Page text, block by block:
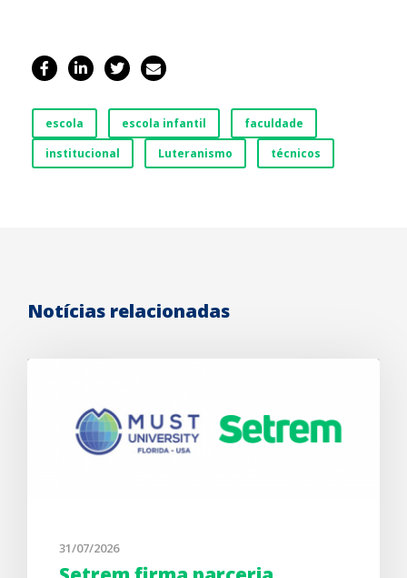
escola escola infantil
faculdade
institucional
Luteranismo técnicos
Notícias relacionadas
31/07/2026